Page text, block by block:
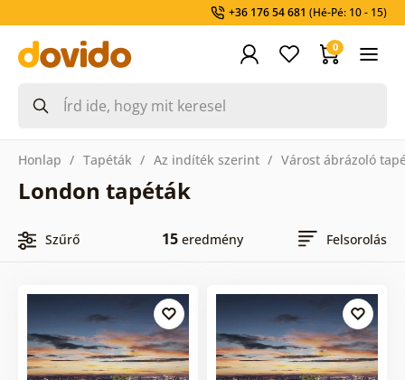
+36 176 54 681 (Hé-Pé: 10 - 15)
0
Honlap Tapéták Az indíték szerint Várost ábrázoló
London tapéták
Szűrő 15 eredmény Felsorolás